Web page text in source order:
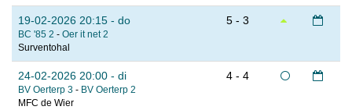
19-02-2026 20:15 - do
BC '85 2 - Oer it net 2
Surventohal
5 - 3
24-02-2026 20:00 - di
BV Oerterp 3 - BV Oerterp 2
MFC de Wier
4 - 4